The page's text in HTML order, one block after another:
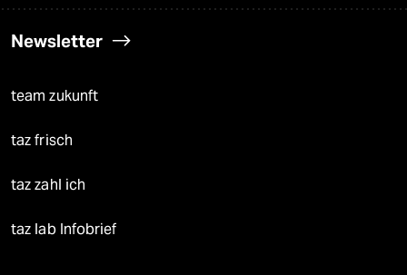
Newsletter
team zukunft
taz frisch
taz zahl ich
taz lab Infobrief